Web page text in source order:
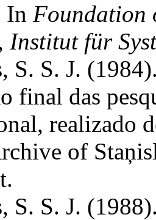
In Foundation
Institut für
S. S. J.
final das
realizado
of
S. S. J.